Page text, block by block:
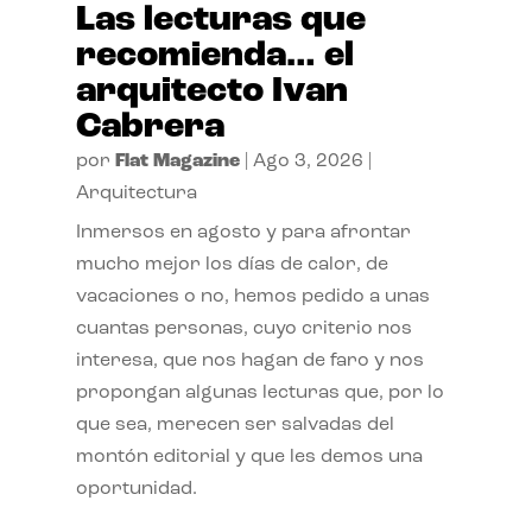
Las lecturas que
recomienda… el
arquitecto Ivan
Cabrera
por Flat Magazine| Ago 3, 2026
Arquitectura
Inmersos en agosto y para afrontar
mucho mejor los días de calor, de
vacaciones o no, hemos pedido a unas
cuantas personas, cuyo criterio nos
interesa, que nos hagan de faro y nos
propongan algunas lecturas que, por lo
que sea, merecen ser salvadas del
montón editorial y que les demos una
oportunidad.